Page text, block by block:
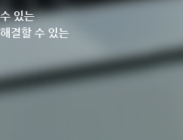
있는
결할 수 있는